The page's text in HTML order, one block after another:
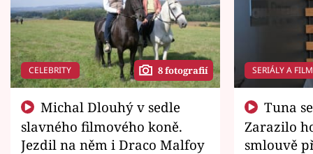
CELEBRITY 8 fotografií
slavného filmového koně.
Jezdil na něm i Draco Malfoy
SERIÁLY A
Zarazilo
smlouvě